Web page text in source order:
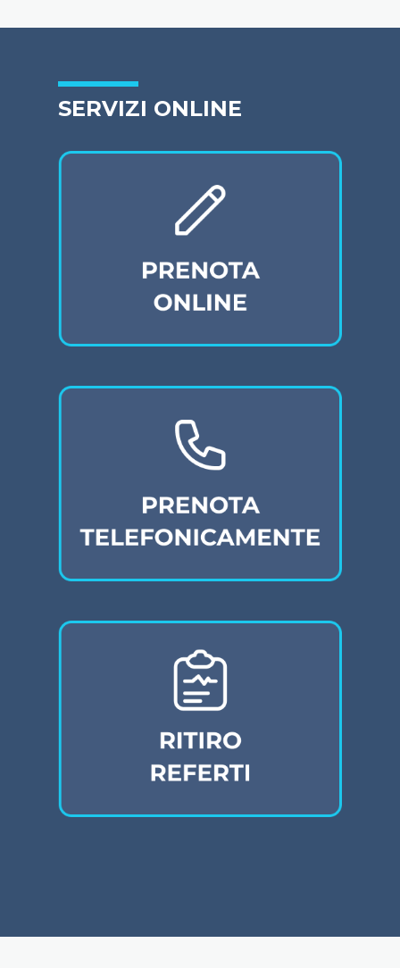
SERVIZI ONLINE